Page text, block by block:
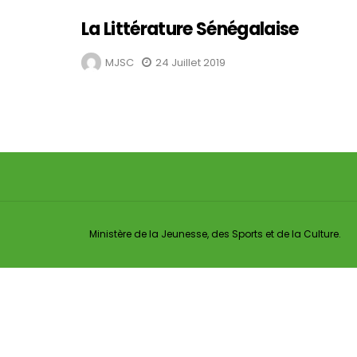
La Littérature Sénégalaise
MJSC 24 Juillet 2019
Ministère de la Jeunesse, des Sports et de la Culture.